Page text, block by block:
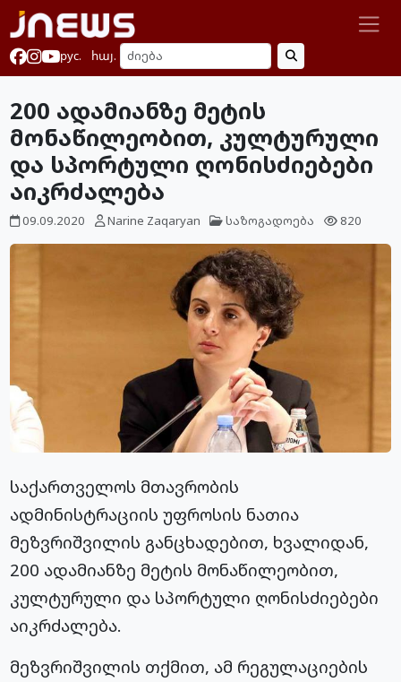
рус. հայ.
200 ადამიანზე მეტის
მონაწილეობით, კულტურული
და სპორტული ღონისძიებები
აიკრძალება
09.09.2020 Narine Zaqaryan საზოგადოება 820
საქართველოს მთავრობის
ადმინისტრაციის უფროსის ნათია
მეზვრიშვილის განცხადებით, ხვალიდან,
200 ადამიანზე მეტის მონაწილეობით,
კულტურული და სპორტული ღონისძიებები
აიკრძალება.
მეზვრიშვილის თქმით, ამ რეგულაციების